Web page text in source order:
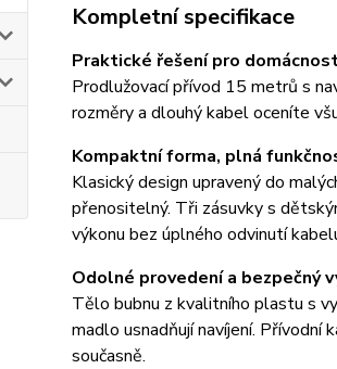
Kompletní specifikace
Praktické řešení pro
Prodlužovací přívod 15 metrů s
rozměry a dlouhý kabel oceníte
Kompaktní forma, plná
Klasický design upravený do
přenositelný. Tři zásuvky s
výkonu bez úplného odvinutí
Odolné provedení a bezpečný
Tělo bubnu z kvalitního plastu s
madlo usnadňují navíjení.
současně.